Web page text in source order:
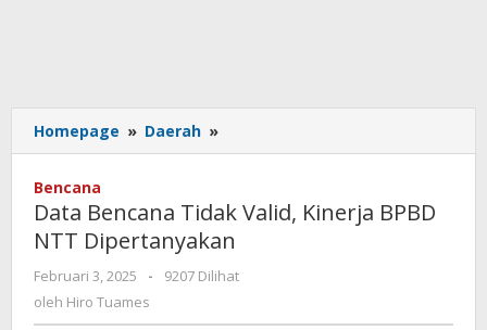
Homepage » Daerah »
Bencana
Kinerja
BPBD
NTT
Bencana
Data Bencana Tidak Valid, Kinerja BPBD
NTT Dipertanyakan
Februari 3, 2025
oleh
-
9207 Dilihat
oleh Hiro Tuames